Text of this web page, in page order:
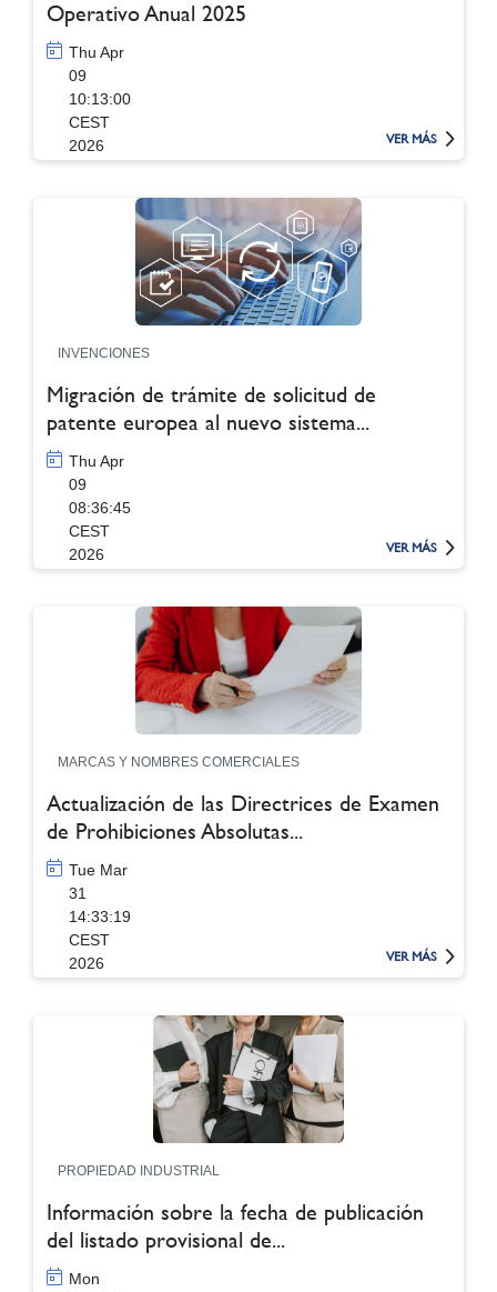
Operativo Anual 2025
Thu Apr
09
10:13:00
CEST
2026
VER MÁS
INVENCIONES
Migración de trámite de solicitud de
patente europea al nuevo sistema...
Thu Apr
09
08:36:45
CEST
2026
VER MÁS
MARCAS Y NOMBRES COMERCIALES
Actualización de las Directrices de Examen
de Prohibiciones Absolutas...
Tue Mar
31
14:33:19
CEST
2026
VER MÁS
PROPIEDAD INDUSTRIAL
Información sobre la fecha de publicación
del listado provisional de...
Mon